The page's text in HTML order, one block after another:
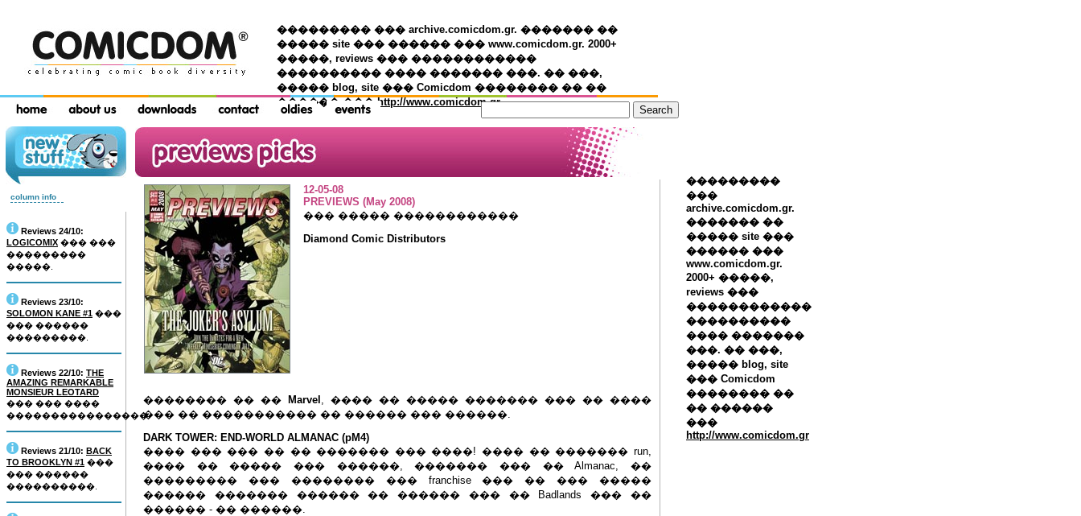
��������� ��� archive.comicdom.gr. ������� ��
����� site ��� ������ ��� www.comicdom.gr. 2000+
�����, reviews ��� ������������
���������� ���� ������� ���. �� ���,
����� blog, site ��� Comicdom �������� �� ��
������ ��� http://www.comicdom.gr
���������
���
archive.comicdom.gr.
������� ��
����� site ���
������ ���
www.comicdom.gr.
2000+ �����,
reviews ���
������������
����������
���� �������
���. �� ���,
����� blog, site
��� Comicdom
�������� ��
�� ������
���
http://www.comicdom.gr
column info
Reviews 24/10:
LOGICOMIX ��� ���
���������
�����.
Reviews 23/10:
SOLOMON KANE #1 ���
��� ������
���������.
Reviews 22/10: THE
AMAZING REMARKABLE
MONSIEUR LEOTARD
��� ��� ����
����������������.
Reviews 21/10: BACK
TO BROOKLYN #1 ���
��� ������
����������.
12-05-08
PREVIEWS (May 2008)
��� ����� ������������
Diamond Comic Distributors
�������� �� �� Marvel , ���� �� ����� ������� ��� �� ����
��� �� ����������� �� ������ ��� ������.
DARK TOWER: END-WORLD ALMANAC (pM4)
���� ��� ��� �� �� ������� ��� ����! ���� �� ������� run,
���� �� ����� ��� ������, ������� ��� �� Almanac, ��
��������� ��� �������� ��� franchise ��� �� ��� �����
������ ������� ������ �� ������ ��� �� Badlands ��� ��
������ - �� ������.